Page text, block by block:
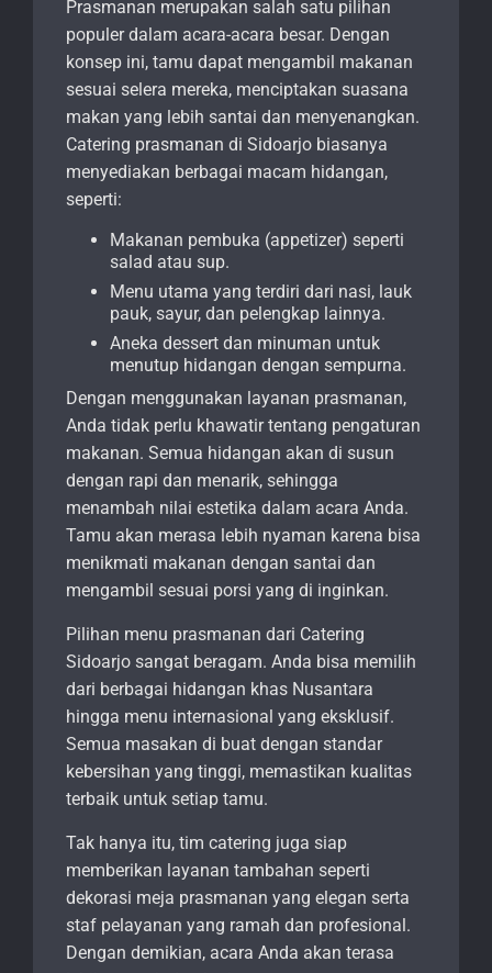
Prasmanan merupakan salah satu pilihan
populer dalam acara-acara besar. Dengan
konsep ini, tamu dapat mengambil makanan
sesuai selera mereka, menciptakan suasana
makan yang lebih santai dan menyenangkan.
Catering prasmanan di Sidoarjo biasanya
menyediakan berbagai macam hidangan,
seperti:
Makanan pembuka (appetizer) seperti
salad atau sup.
Menu utama yang terdiri dari nasi, lauk
pauk, sayur, dan pelengkap lainnya.
Aneka dessert dan minuman untuk
menutup hidangan dengan sempurna.
Dengan menggunakan layanan prasmanan,
Anda tidak perlu khawatir tentang pengaturan
makanan. Semua hidangan akan di susun
dengan rapi dan menarik, sehingga
menambah nilai estetika dalam acara Anda.
Tamu akan merasa lebih nyaman karena bisa
menikmati makanan dengan santai dan
mengambil sesuai porsi yang di inginkan.
Pilihan menu prasmanan dari Catering
Sidoarjo sangat beragam. Anda bisa memilih
dari berbagai hidangan khas Nusantara
hingga menu internasional yang eksklusif.
Semua masakan di buat dengan standar
kebersihan yang tinggi, memastikan kualitas
terbaik untuk setiap tamu.
Tak hanya itu, tim catering juga siap
memberikan layanan tambahan seperti
dekorasi meja prasmanan yang elegan serta
staf pelayanan yang ramah dan profesional.
Dengan demikian, acara Anda akan terasa